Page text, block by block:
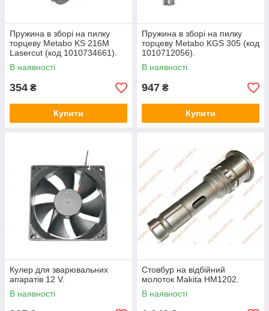
Пружина в зборі на пилку
торцеву Metabo KS 216М
Lasercut (код 1010734661).
В наявності
354 ₴
Купити
Пружина в зборі на пилку
торцеву Metabo KGS 305 (код
1010712056).
В наявності
947 ₴
Купити
Кулер для зварювальних
апаратів 12 V.
В наявності
Стовбур на відбійний
молоток Makita HM1202.
В наявності